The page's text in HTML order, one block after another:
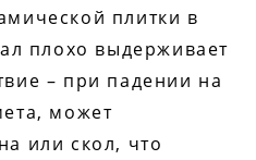
плитки в
плохо выдерживает
– при падении на
может
или скол, что